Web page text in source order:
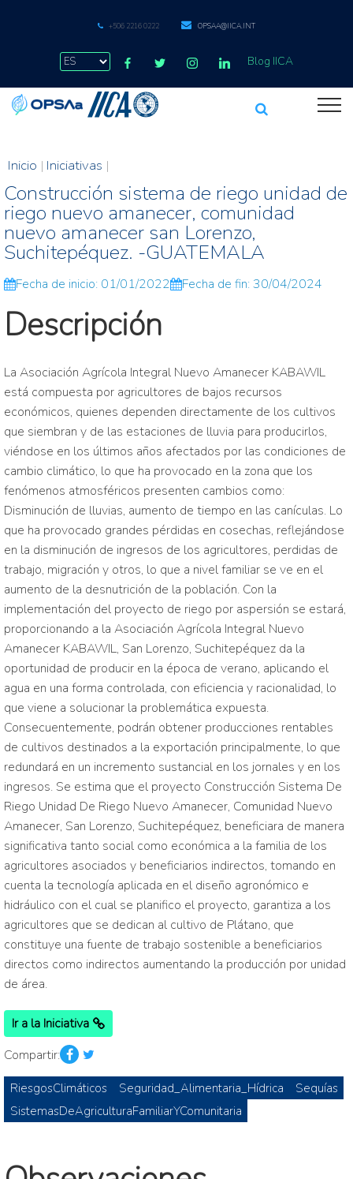
+506 2216 0222 OPSAA@IICA.INT
Blog IICA
Inicio | Iniciativas |
Construcción sistema de riego unidad de
riego nuevo amanecer, comunidad
nuevo amanecer san Lorenzo,
Suchitepéquez. -GUATEMALA
Fecha de inicio: 01/01/2022 Fecha de fin: 30/04/2024
Descripción
La Asociación Agrícola Integral Nuevo Amanecer KABAWIL
está compuesta por agricultores de bajos recursos
económicos, quienes dependen directamente de los cultivos
que siembran y de las estaciones de lluvia para producirlos,
viéndose en los últimos años afectados por las condiciones de
cambio climático, lo que ha provocado en la zona que los
fenómenos atmosféricos presenten cambios como:
Disminución de lluvias, aumento de tiempo en las canículas. Lo
que ha provocado grandes pérdidas en cosechas, reflejándose
en la disminución de ingresos de los agricultores, perdidas de
trabajo, migración y otros, lo que a nivel familiar se ve en el
aumento de la desnutrición de la población. Con la
implementación del proyecto de riego por aspersión se estará,
proporcionando a la Asociación Agrícola Integral Nuevo
Amanecer KABAWIL, San Lorenzo, Suchitepéquez da la
oportunidad de producir en la época de verano, aplicando el
agua en una forma controlada, con eficiencia y racionalidad, lo
que viene a solucionar la problemática expuesta.
Consecuentemente, podrán obtener producciones rentables
de cultivos destinados a la exportación principalmente, lo que
redundará en un incremento sustancial en los jornales y en los
ingresos. Se estima que el proyecto Construcción Sistema De
Riego Unidad De Riego Nuevo Amanecer, Comunidad Nuevo
Amanecer, San Lorenzo, Suchitepéquez, beneficiara de manera
significativa tanto social como económica a la familia de los
agricultores asociados y beneficiarios indirectos, tomando en
cuenta la tecnología aplicada en el diseño agronómico e
hidráulico con el cual se planifico el proyecto, garantiza a los
agricultores que se dedican al cultivo de Plátano, que
constituye una fuente de trabajo sostenible a beneficiarios
directos como indirectos aumentando la producción por unidad
de área.
Ir a la Iniciativa
Compartir:
RiesgosClimáticos Seguridad_Alimentaria_Hídrica
Sequías
SistemasDeAgriculturaFamiliarYComunitaria